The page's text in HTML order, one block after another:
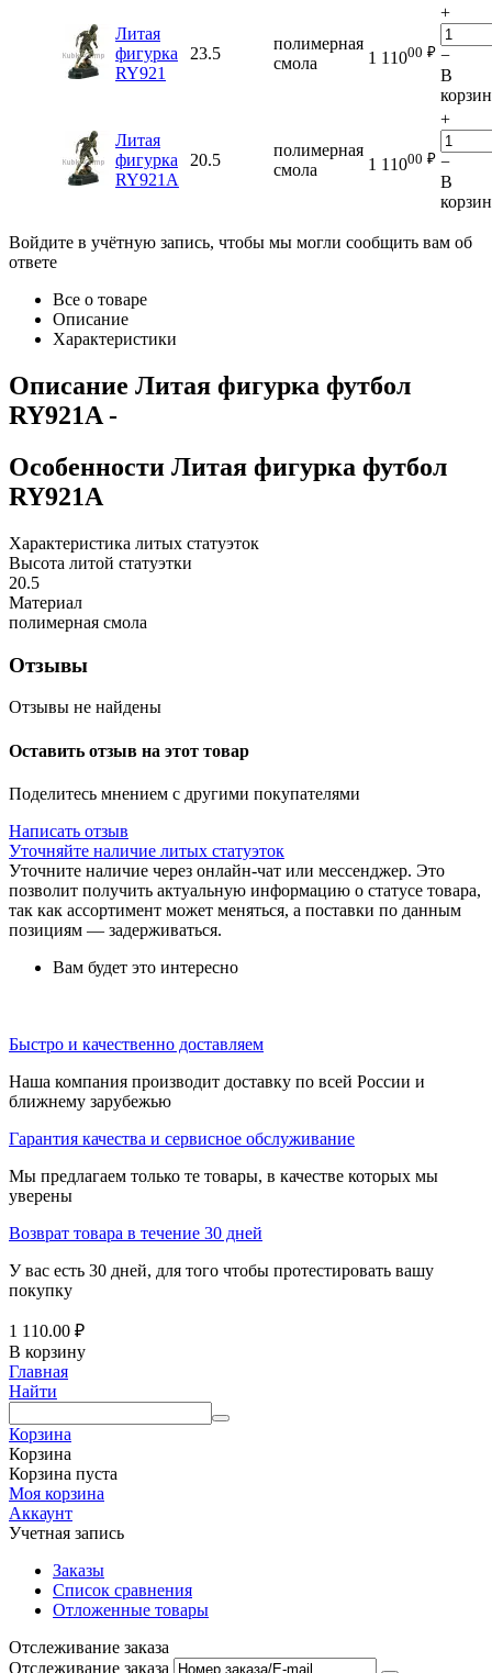
Литая
фигурка
RY921
23.5
полимерная
смола
1 11000 ₽
+
−
В
Литая
фигурка
RY921A
20.5
полимерная
смола
1 11000 ₽
+
−
В
Войдите в учётную запись, чтобы мы могли сообщить вам об
ответе
Все о товаре
Описание
Характеристики
Описание Литая фигурка футбол
RY921A -
Особенности Литая фигурка футбол
RY921A
Характеристика литых статуэток
Высота литой статуэтки
20.5
Материал
полимерная смола
Отзывы
Отзывы не найдены
Оставить отзыв на этот товар
Поделитесь мнением с другими покупателями
Написать отзыв
Уточняйте наличие литых статуэток
Уточните наличие через онлайн-чат или мессенджер. Это
позволит получить актуальную информацию о статусе товара,
так как ассортимент может меняться, а поставки по данным
позициям — задерживаться.
Вам будет это интересно
Быстро и качественно доставляем
Наша компания производит доставку по всей России и
ближнему зарубежью
Гарантия качества и сервисное обслуживание
Мы предлагаем только те товары, в качестве которых мы
уверены
Возврат товара в течение 30 дней
У вас есть 30 дней, для того чтобы протестировать вашу
покупку
1 110.00 ₽
В корзину
Главная
Найти
Корзина
Корзина
Корзина пуста
Моя корзина
Аккаунт
Учетная запись
Заказы
Список сравнения
Отложенные товары
Отслеживание заказа
Отслеживание заказа